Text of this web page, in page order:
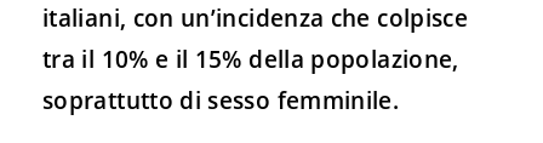
italiani, con un’incidenza che colpisce
tra il 10% e il 15% della popolazione,
soprattutto di sesso femminile.